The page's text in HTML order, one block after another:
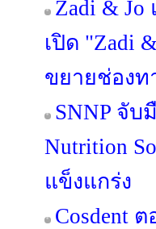
Zadi & Jo
เปิด "Zadi
ขยายช่องท
SNNP จับ
Nutrition
แข็งแกร่ง
Cosdent